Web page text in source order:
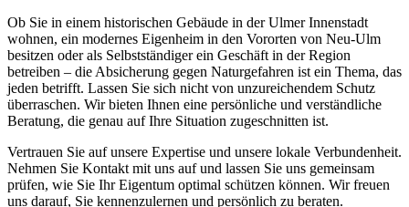
Ob Sie in einem historischen Gebäude in der Ulmer Innenstadt
wohnen, ein modernes Eigenheim in den Vororten von Neu-Ulm
besitzen oder als Selbstständiger ein Geschäft in der Region
betreiben – die Absicherung gegen Naturgefahren ist ein Thema, das
jeden betrifft. Lassen Sie sich nicht von unzureichendem Schutz
überraschen. Wir bieten Ihnen eine persönliche und verständliche
Beratung, die genau auf Ihre Situation zugeschnitten ist.
Vertrauen Sie auf unsere Expertise und unsere lokale Verbundenheit.
Nehmen Sie Kontakt mit uns auf und lassen Sie uns gemeinsam
prüfen, wie Sie Ihr Eigentum optimal schützen können. Wir freuen
uns darauf, Sie kennenzulernen und persönlich zu beraten.